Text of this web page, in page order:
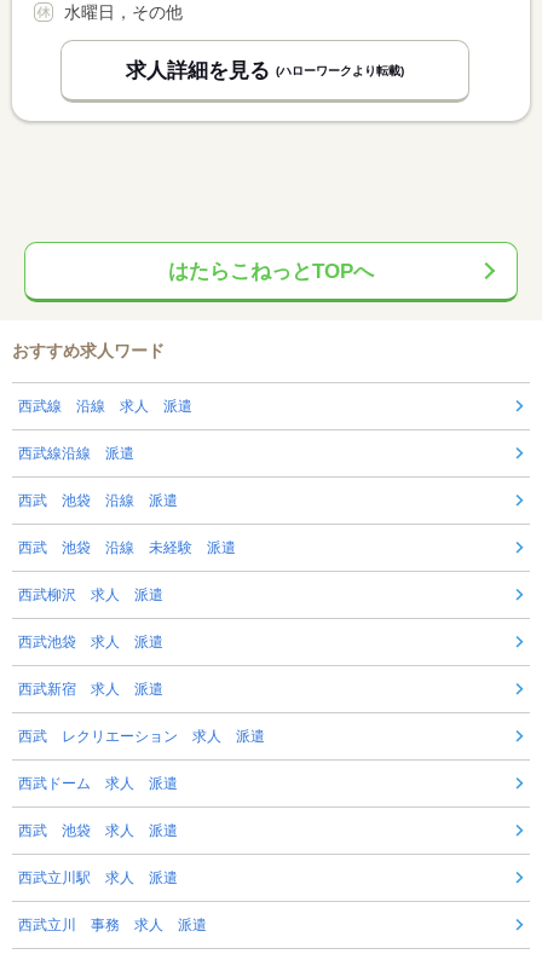
水曜日，その他
求人詳細を見る (ハローワークより転載)
はたらこねっとTOPへ
おすすめ求人ワード
西武線 沿線 求人 派遣
西武線沿線 派遣
西武 池袋 沿線 派遣
西武 池袋 沿線 未経験 派遣
西武柳沢 求人 派遣
西武池袋 求人 派遣
西武新宿 求人 派遣
西武 レクリエーション 求人 派遣
西武ドーム 求人 派遣
西武 池袋 求人 派遣
西武立川駅 求人 派遣
西武立川 事務 求人 派遣